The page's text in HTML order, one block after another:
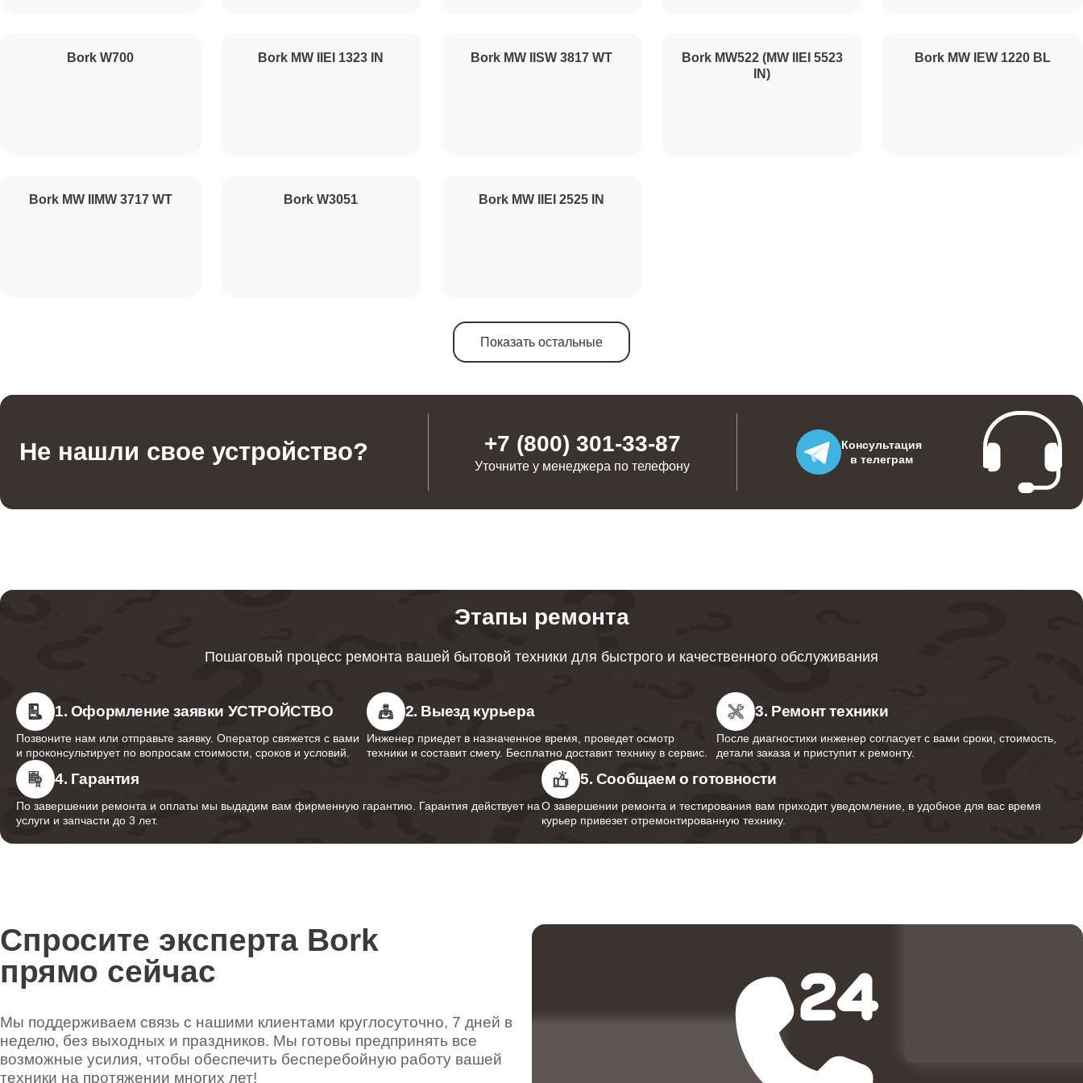
Bork W700 Bork MW IIEI 1323 IN Bork MW IISW 3817 WT
Bork MW522 (MW IIEI 5523
IN)
Bork MW IEW 1220 BL
Bork MW IIMW 3717 WT Bork W3051 Bork MW IIEI 2525 IN
Показать остальные
Не нашли свое устройство? +7 (800) 301-33-87
Уточните у менеджера по телефону
Консультация
в телеграм
Этапы ремонта
Пошаговый процесс ремонта вашей бытовой техники для быстрого и качественного обслуживания
1. Оформление заявки УСТРОЙСТВО
Позвоните нам или отправьте заявку. Оператор свяжется с вами
и проконсультирует по вопросам стоимости, сроков и условий.
2. Выезд курьера
Инженер приедет в назначенное время, проведет осмотр
техники и составит смету. Бесплатно доставит технику в сервис.
3. Ремонт техники
После диагностики инженер согласует с вами сроки, стоимость,
детали заказа и приступит к ремонту.
4. Гарантия
По завершении ремонта и оплаты мы выдадим вам фирменную гарантию. Гарантия действует на
услуги и запчасти до 3 лет.
5. Сообщаем о готовности
О завершении ремонта и тестирования вам приходит уведомление, в удобное для вас время
курьер привезет отремонтированную технику.
Спросите эксперта Bork
прямо сейчас
Мы поддерживаем связь с нашими клиентами круглосуточно, 7 дней в
неделю, без выходных и праздников. Мы готовы предпринять все
возможные усилия, чтобы обеспечить бесперебойную работу вашей
техники на протяжении многих лет!